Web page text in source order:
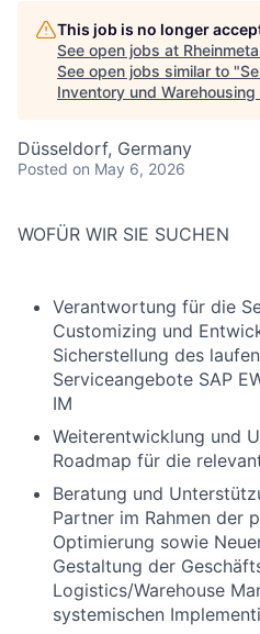
This job is no longer
See open jobs at
See open jobs similar to "
Inventory und
Düsseldorf, Germany
Posted on May 6, 2026
WOFÜR WIR SIE SUCHEN
Verantwortung für die
Customizing und
Sicherstellung des
Serviceangebote SAP
IM
Weiterentwicklung und
Roadmap für die
Beratung und
Partner im Rahmen der
Optimierung sowie
Gestaltung der
Logistics/Warehouse
systemischen